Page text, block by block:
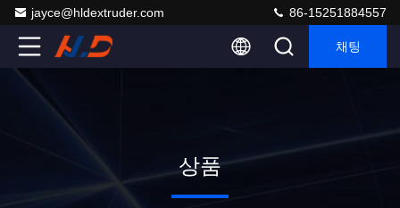
jayce@hldextruder.com 86-15251884557
채팅
상품